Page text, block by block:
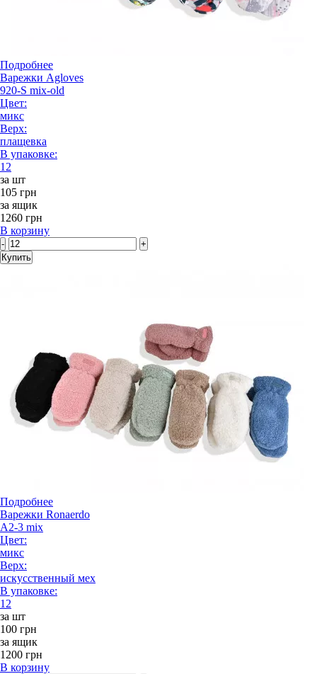
Подробнее
Варежки Agloves
920-S mix-old
Цвет:
микс
Верх:
плащевка
В упаковке:
12
за шт
105 грн
за ящик
1260 грн
В корзину
-
+
Купить
Подробнее
Варежки Ronaerdo
A2-3 mix
Цвет:
микс
Верх:
искусственный мех
В упаковке:
12
за шт
100 грн
за ящик
1200 грн
В корзину